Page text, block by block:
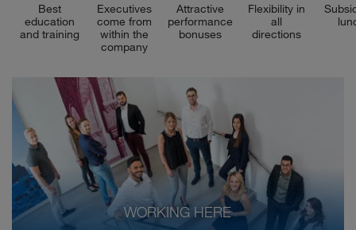
Best
education
and training
Executives
come from
within the
company
Attractive
performance
bonuses
Flexibility in
all
directions
WORKING HERE